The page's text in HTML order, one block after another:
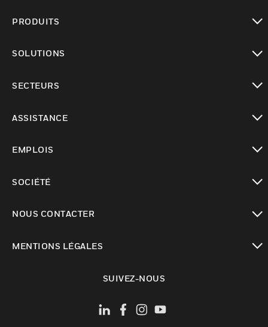
PRODUITS
SOLUTIONS
SECTEURS
ASSISTANCE
EMPLOIS
SOCIÉTÉ
NOUS CONTACTER
MENTIONS LÉGALES
SUIVEZ-NOUS